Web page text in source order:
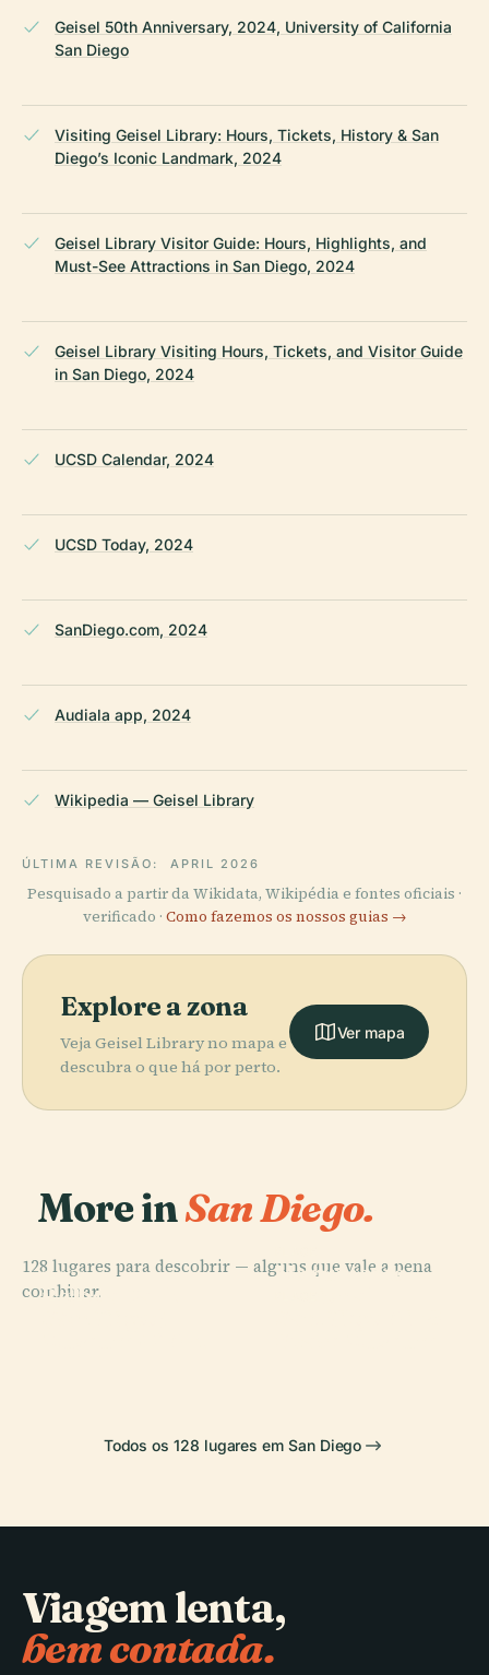
Geisel 50th Anniversary, 2024, University of California
San Diego
Visiting Geisel Library: Hours, Tickets, History & San
Diego’s Iconic Landmark, 2024
Geisel Library Visitor Guide: Hours, Highlights, and
Must-See Attractions in San Diego, 2024
Geisel Library Visiting Hours, Tickets, and Visitor Guide
in San Diego, 2024
UCSD Calendar, 2024
UCSD Today, 2024
SanDiego.com, 2024
Audiala app, 2024
Wikipedia — Geisel Library
ÚLTIMA REVISÃO: APRIL 2026
Pesquisado a partir da Wikidata, Wikipédia e fontes oficiais ·
verificado · Como fazemos os nossos guias →
Explore a zona
Veja Geisel Library no mapa e
descubra o que há por perto.
Ver mapa
More inSan Diego.
128 lugares para descobrir — alguns que vale a pena
combinar.
PLACE
Balboa Park
Monumento
PLACE
Todos os 128 lugares em San Diego
Viagem lenta,
bem contada.